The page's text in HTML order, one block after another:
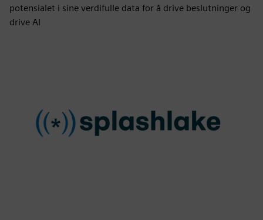
potensialet i sine verdifulle data for å drive beslutninger og
drive AI